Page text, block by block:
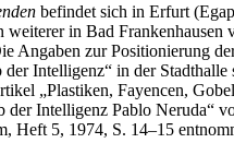
befindet sich in Erfurt
weiterer in Bad Frankenhausen
Angaben zur Positionierung
Intelligenz“ in der Stadthalle
„Plastiken, Fayencen,
Intelligenz Pablo Neruda“
Heft 5, 1974, S. 14–15